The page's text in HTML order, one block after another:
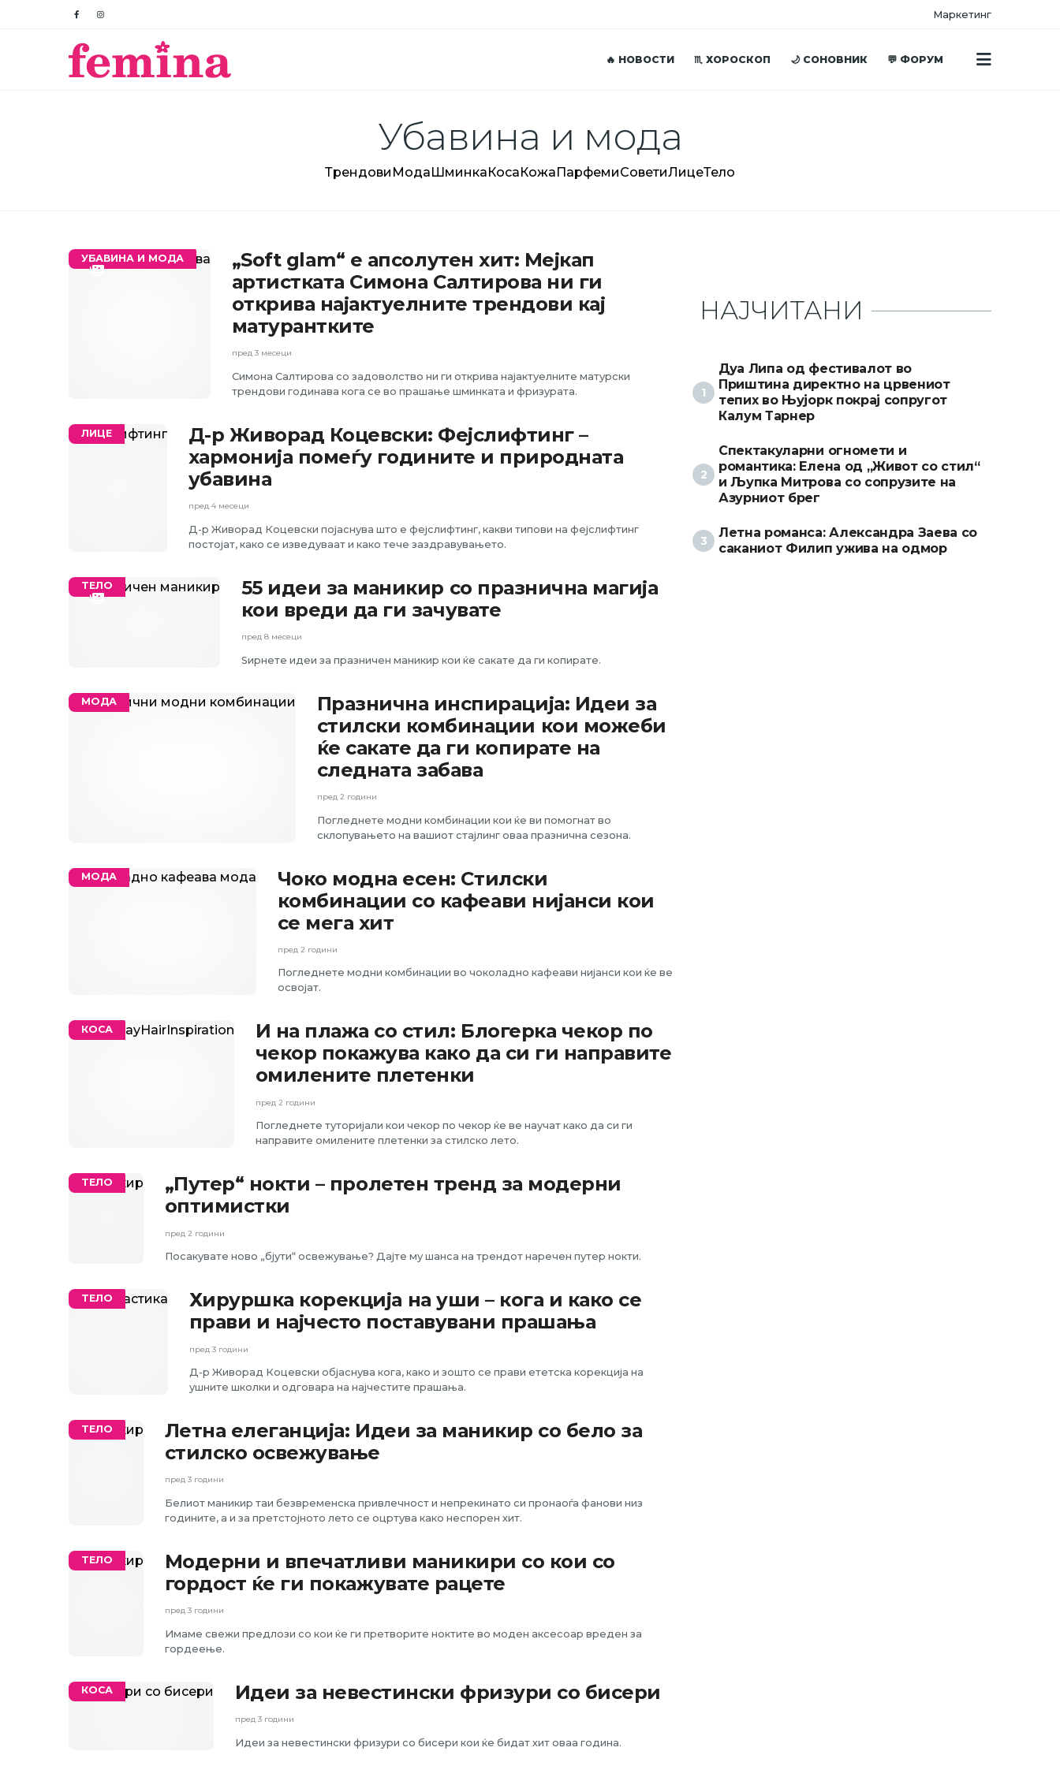
Маркетинг
🔥 НОВОСТИ ♏ ХОРОСКОП 🌙 СОНОВНИК 💬 ФОРУМ
Убавина и мода
Трендови МодаШминкаКосаКожаПарфемиСоветиЛицеТело
УБАВИНА И МОДА
„Soft glam“ е апсолутен хит: Мејкап
артистката Симона Салтирова ни ги
открива најактуелните трендови кај
матурантките
пред 3 месеци
Симона Салтирова со задоволство ни ги открива најактуелните матурски
трендови годинава кога се во прашање шминката и фризурата.
ЛИЦЕ
Д-р Живорад Коцевски: Фејслифтинг –
хармонија помеѓу годините и природната
убавина
пред 4 месеци
Д-р Живорад Коцевски појаснува што е фејслифтинг, какви типови на фејслифтинг
постојат, како се изведуваат и како тече заздравувањето.
ТЕЛО
55 идеи за маникир со празнична магија
кои вреди да ги зачувате
пред 8 месеци
Ѕирнете идеи за празничен маникир кои ќе сакате да ги копирате.
МОДА
Празнична инспирација: Идеи за
стилски комбинации кои можеби
ќе сакате да ги копирате на
следната забава
пред 2 години
Погледнете модни комбинации кои ќе ви помогнат во
склопувањето на вашиот стајлинг оваа празнична сезона.
МОДА
Чоко модна есен: Стилски
комбинации со кафеави нијанси кои
се мега хит
пред 2 години
Погледнете модни комбинации во чоколадно кафеави нијанси кои ќе ве
освојат.
КОСА
И на плажа со стил: Блогерка чекор по
чекор покажува како да си ги направите
омилените плетенки
пред 2 години
Погледнете туторијали кои чекор по чекор ќе ве научат како да си ги
направите омилените плетенки за стилско лето.
ТЕЛО
„Путер“ нокти – пролетен тренд за модерни
оптимистки
пред 2 години
Посакувате ново „бјути“ освежување? Дајте му шанса на трендот наречен путер нокти.
ТЕЛО
Хируршка корекција на уши – кога и како се
прави и најчесто поставувани прашања
пред 3 години
Д-р Живорад Коцевски објаснува кога, како и зошто се прави ететска корекција на
ушните школки и одговара на најчестите прашања.
ТЕЛО
Летна елеганција: Идеи за маникир со бело за
стилско освежување
пред 3 години
Белиот маникир таи безвременска привлечност и непрекинато си пронаоѓа фанови низ
годините, а и за претстојното лето се оцртува како неспорен хит.
ТЕЛО
Модерни и впечатливи маникири со кои со
гордост ќе ги покажувате рацете
пред 3 години
Имаме свежи предлози со кои ќе ги претворите ноктите во моден аксесоар вреден за
гордеење.
КОСА Идеи за невестински фризури со бисери
пред 3 години
Идеи за невестински фризури со бисери кои ќе бидат хит оваа година.
НАЈЧИТАНИ
Дуа Липа од фестивалот во
Приштина директно на црвениот
тепих во Њујорк покрај сопругот
Калум Тарнер
Спектакуларни огномети и
романтика: Елена од „Живот со стил“
и Љупка Митрова со сопрузите на
Азурниот брег
Летна романса: Александра Заева со
саканиот Филип ужива на одмор